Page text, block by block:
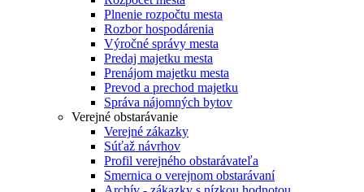
Plnenie rozpočtu mesta
Rozbor hospodárenia
Výročné správy mesta
Predaj majetku mesta
Prenájom majetku mesta
Prevod a prechod majetku
Správa nájomných bytov
Verejné obstarávanie
Verejné zákazky
Súťaž návrhov
Profil verejného obstarávateľa
Smernica o verejnom obstarávaní